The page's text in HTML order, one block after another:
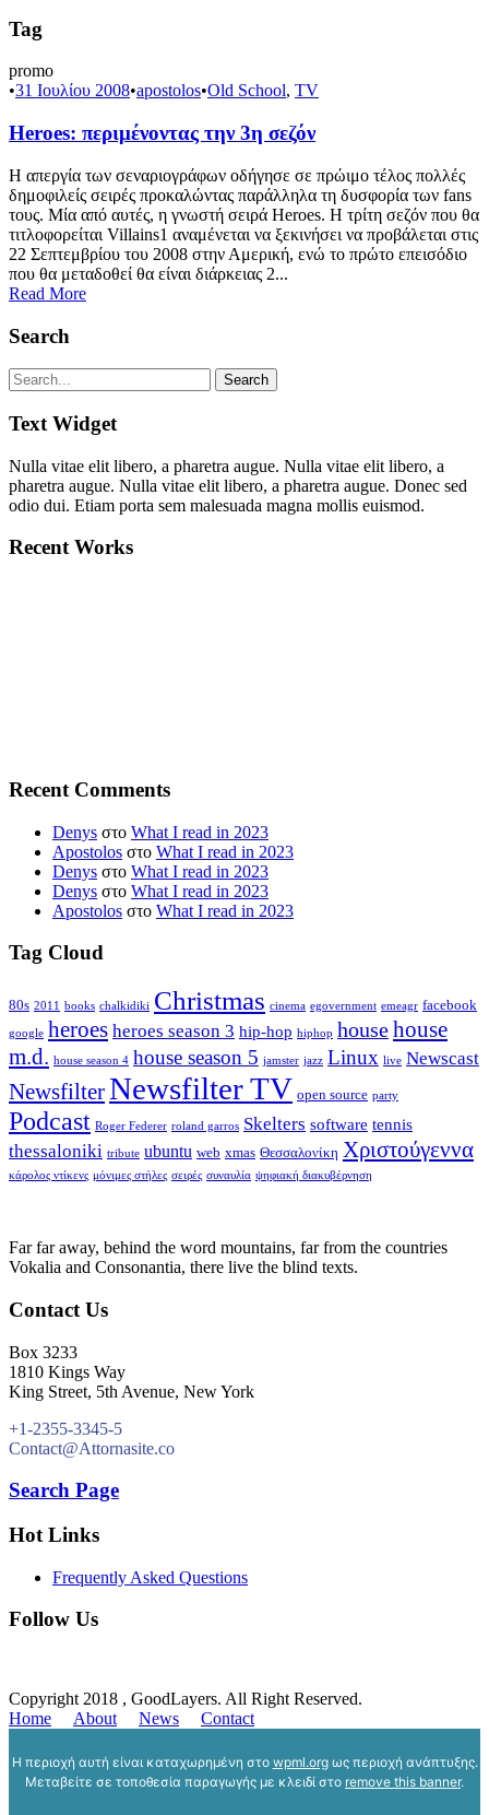
Tag
promo
•31 Ιουλίου 2008•apostolos•Old School, TV
Heroes: περιμένοντας την 3η σεζόν
Η απεργία των σεναριογράφων οδήγησε σε πρώιμο τέλος πολλές
δημοφιλείς σειρές προκαλώντας παράλληλα τη δυσφορία των fans
τους. Μία από αυτές, η γνωστή σειρά Heroes. Η τρίτη σεζόν που θα
τιτλοφορείται Villains1 αναμένεται να ξεκινήσει να προβάλεται στις
22 Σεπτεμβρίου του 2008 στην Αμερική, ενώ το πρώτο επεισόδιο
που θα μεταδοθεί θα είναι διάρκειας 2...
Read More
Search
Text Widget
Nulla vitae elit libero, a pharetra augue. Nulla vitae elit libero, a
pharetra augue. Nulla vitae elit libero, a pharetra augue. Donec sed
odio dui. Etiam porta sem malesuada magna mollis euismod.
Recent Works
Recent Comments
Denys στο What I read in 2023
Apostolos στο What I read in 2023
Denys στο What I read in 2023
Denys στο What I read in 2023
Apostolos στο What I read in 2023
Tag Cloud
80s 2011 books chalkidiki Christmas cinema egovernment emeagr facebook
google heroes heroes season 3 hip-hop hiphop househouse
m.d. house season 4 house season 5 jamster jazz Linux live Newscast
NewsfilterNewsfilter TV open source party
Podcast Roger Federer roland garros Skelters software tennis
thessaloniki tribute ubuntu web xmas Θεσσαλονίκη Χριστούγεννα
κάρολος ντίκενς μόνιμες στήλες σειρές συναυλία ψηφιακή διακυβέρνηση
Far far away, behind the word mountains, far from the countries
Vokalia and Consonantia, there live the blind texts.
Contact Us
Box 3233
1810 Kings Way
King Street, 5th Avenue, New York
+1-2355-3345-5
Contact@Attornasite.co
Search Page
Hot Links
Frequently Asked Questions
Follow Us
Copyright 2018 , GoodLayers. All Right Reserved.
Home
About News Contact
Η περιοχή αυτή είναι καταχωρημένη στο wpml.orgως περιοχή ανάπτυξης.
Μεταβείτε σε τοποθεσία παραγωγής με κλειδί στο remove this banner.